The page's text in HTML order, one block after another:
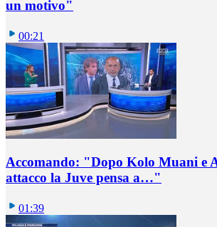
un motivo"
00:21
Accomando: "Dopo Kolo Muani e
attacco la Juve pensa a…"
01:39